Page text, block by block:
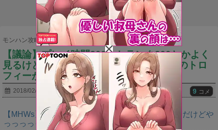
モンハン攻略まとめ隊 > ネタ・雑談
【議論】プレイ時間200とかランク200とかよく
見るけど中々に異常だよな？⇒今HR100のトロ
フィーが丁度●●%くらいだからね
2018/02/27 9 コメ
【MHWs】ゴールドエディションの値段今知ったんだけどや
っっっっっっすwwwww